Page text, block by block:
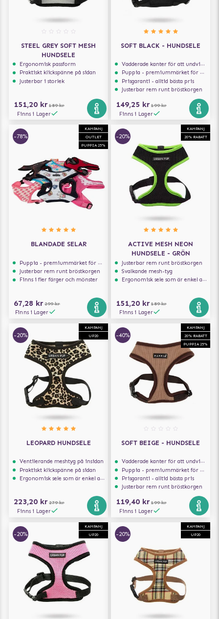
STEEL GREY SOFT MESH
HUNDSELE
Ergonomisk passform
Praktiskt klickspänne på sidan
Justerbar i storlek
151,20 kr 189 kr
Finns i Lager
SOFT BLACK - HUNDSELE
Vadderade kanter för att undvika skav
Puppia - premiummärket för hundselar
Prisgaranti - alltid bästa pris
Justerbar rem runt bröstkorgen
149,25 kr 199 kr
Finns i Lager
KAMPANJ
OUTLET
PUPPIA 25%
-78%
BLANDADE SELAR
Puppia - premiummärket för hundselar
Justerbar rem runt bröstkorgen
Finns i fler färger och mönster
67,28 kr 299 kr
Finns i Lager
KAMPANJ
20% RABATT
-20%
ACTIVE MESH NEON
HUNDSELE - GRÖN
Justerbar rem runt bröstkorgen
Svalkande mesh-tyg
Ergonomisk sele som är enkel att ta på och av
151,20 kr 189 kr
Finns i Lager
KAMPANJ
UP20
-20%
LEOPARD HUNDSELE
Ventilerande meshtyg på insidan
Praktiskt klickspänne på sidan
Ergonomisk sele som är enkel att ta på och av
223,20 kr 279 kr
Finns i Lager
KAMPANJ
20% RABATT
PUPPIA 25%
-40%
SOFT BEIGE - HUNDSELE
Vadderade kanter för att undvika skav
Puppia - premiummärket för hundselar
Prisgaranti - alltid bästa pris
Justerbar rem runt bröstkorgen
119,40 kr 199 kr
Finns i Lager
KAMPANJ
UP20
-20%
KAMPANJ
UP20
-20%